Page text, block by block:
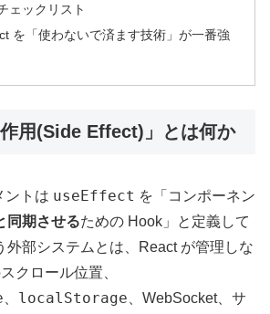
ェックリスト
を「使わないで済ます技術」が一番強
用(Side Effect)」とは何か
ントは useEffect を「コンポーネン
同期させるための Hook」と定義して
外部システムとは、React が管理しな
クロール位置、
localStorage 、WebSocket、サ